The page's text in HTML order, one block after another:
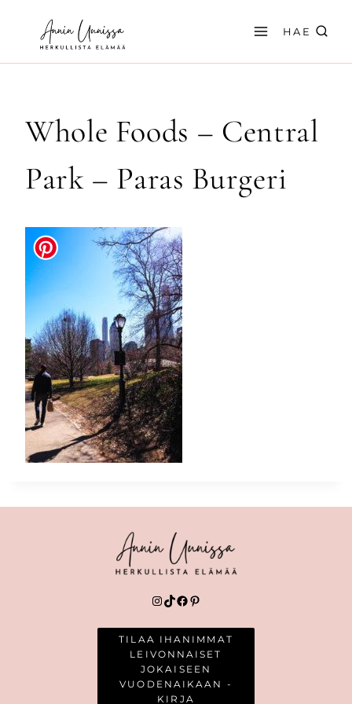
sisältöön
HAE
Whole Foods – Central
Park – Paras Burgeri
Instagram
TikTok
Facebook
Pinterest
TILAA IHANIMMAT
LEIVONNAISET
JOKAISEEN
VUODENAIKAAN -
KIRJA